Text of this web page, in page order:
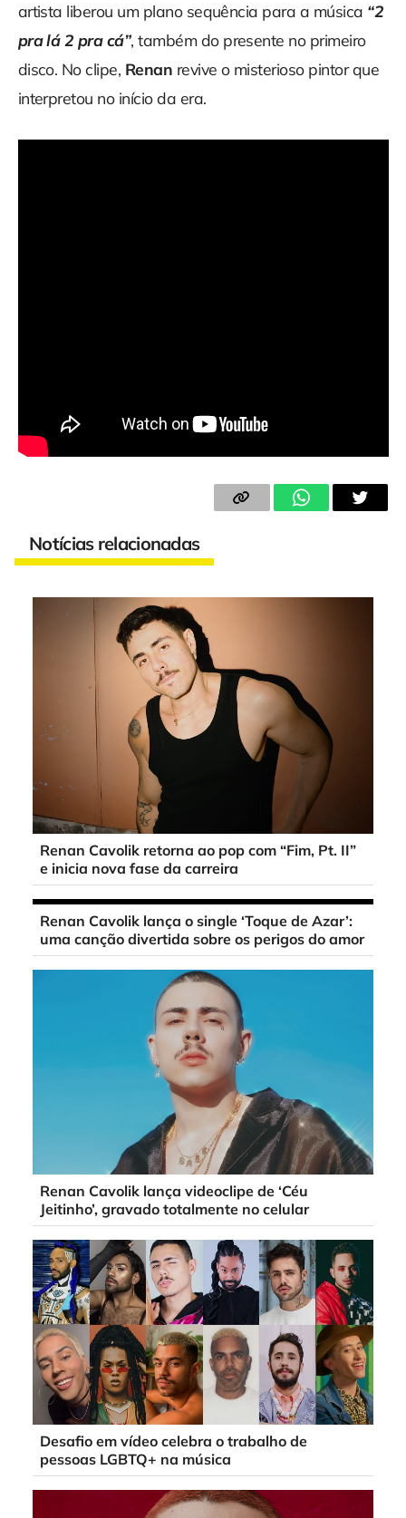
artista liberou um plano sequência para a música “2
pra lá 2 pra cá”, também do presente no primeiro
disco. No clipe, Renan revive o misterioso pintor que
interpretou no início da era.
Notícias relacionadas
Renan Cavolik retorna ao pop com “Fim, Pt. II”
e inicia nova fase da carreira
Renan Cavolik lança o single ‘Toque de Azar’:
uma canção divertida sobre os perigos do amor
Renan Cavolik lança videoclipe de ‘Céu
Jeitinho’, gravado totalmente no celular
Desafio em vídeo celebra o trabalho de
pessoas LGBTQ+ na música